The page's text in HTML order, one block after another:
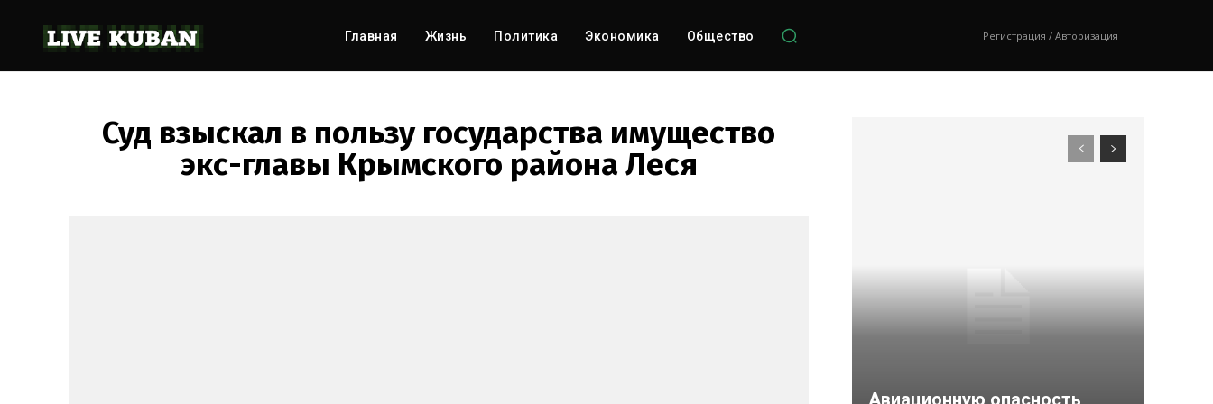
Главная Жизнь Политика Экономика Общество Регистрация / Авторизация
Суд взыскал в пользу государства имущество
экс-главы Крымского района Леся
Авиационную опасность